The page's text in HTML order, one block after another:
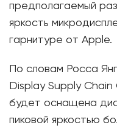
предполагаемый
яркость
гарнитуре от Apple.
По словам Росса
Display Supply
будет оснащена
пиковой яркостью